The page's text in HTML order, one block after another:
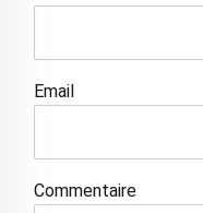
Email
Commentaire